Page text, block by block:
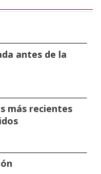
de la vacuna
recientes de
antes de la
más recientes